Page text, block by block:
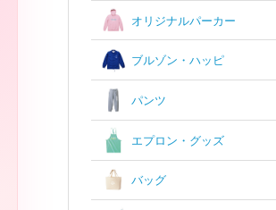
オリジナルパーカー
ブルゾン・ハッピ
パンツ
エプロン・グッズ
バッグ